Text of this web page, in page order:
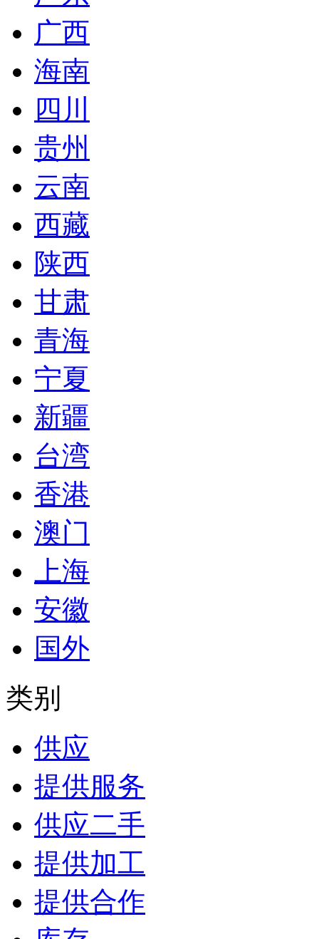
广西
海南
四川
贵州
云南
西藏
陕西
甘肃
青海
宁夏
新疆
台湾
香港
澳门
上海
安徽
国外
类别
供应
提供服务
供应二手
提供加工
提供合作